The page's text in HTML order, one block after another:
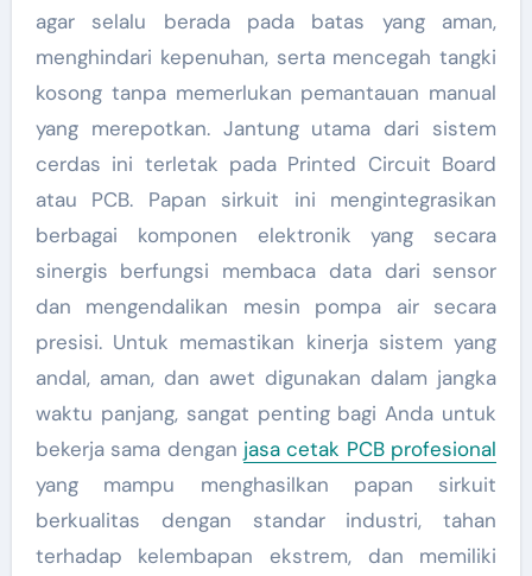
agar selalu berada pada batas yang aman,
menghindari kepenuhan, serta mencegah tangki
kosong tanpa memerlukan pemantauan manual
yang merepotkan. Jantung utama dari sistem
cerdas ini terletak pada Printed Circuit Board
atau PCB. Papan sirkuit ini mengintegrasikan
berbagai komponen elektronik yang secara
sinergis berfungsi membaca data dari sensor
dan mengendalikan mesin pompa air secara
presisi. Untuk memastikan kinerja sistem yang
andal, aman, dan awet digunakan dalam jangka
waktu panjang, sangat penting bagi Anda untuk
bekerja sama dengan jasa cetak PCB profesional
yang mampu menghasilkan papan sirkuit
berkualitas dengan standar industri, tahan
terhadap kelembapan ekstrem, dan memiliki